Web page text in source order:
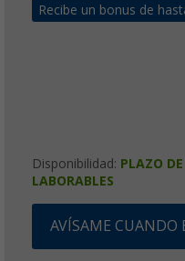
Recibe un bonus de
Disponibilidad: PLAZO
LABORABLES
AVÍSAME CUANDO